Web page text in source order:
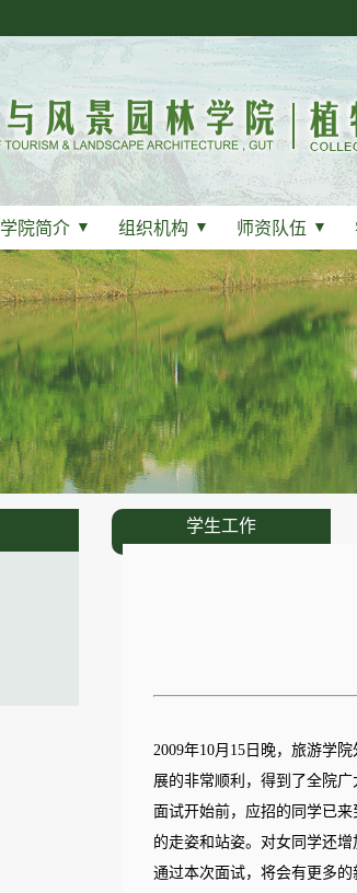
学院简介 ▼ 组织机构 ▼ 师资队伍 ▼
学生工作
2009年10月15日晚，旅游学
展的非常顺利，得到了全院广
面试开始前，应招的同学已
的走姿和站姿。对女同学还
通过本次面试，将会有更多